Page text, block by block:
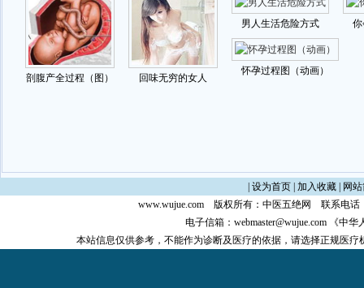
设为首页| 加入收藏|
网
www.wujue.com 版权所有： 中医五绝网
联系电话
电子信箱： webmaster@wujue.com 《中华
本站信息仅供参考，不能作为诊断及医疗的依据，请选择正规医